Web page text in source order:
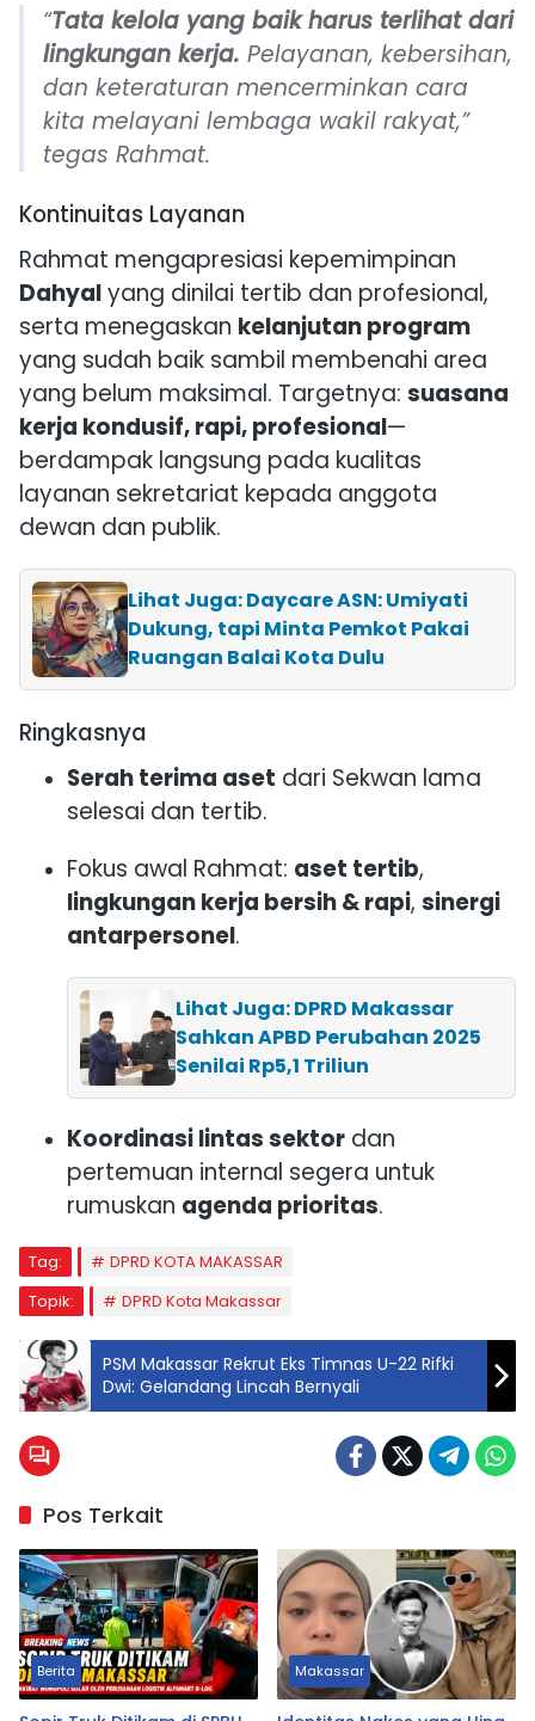
“Tata kelola yang baik harus terlihat dari
lingkungan kerja. Pelayanan, kebersihan,
dan keteraturan mencerminkan cara
kita melayani lembaga wakil rakyat,”
tegas Rahmat.
Kontinuitas Layanan
Rahmat mengapresiasi kepemimpinan
Dahyalyang dinilai tertib dan profesional,
serta menegaskan kelanjutan program
yang sudah baik sambil membenahi area
yang belum maksimal. Targetnya: suasana
kerja kondusif, rapi, profesional—
berdampak langsung pada kualitas
layanan sekretariat kepada anggota
dewan dan publik.
Lihat Juga: Daycare ASN: Umiyati
Dukung, tapi Minta Pemkot Pakai
Ruangan Balai Kota Dulu
Ringkasnya
Serah terima aset dari Sekwan lama
selesai dan tertib.
Fokus awal Rahmat: aset tertib,
lingkungan kerja bersih & rapi, sinergi
antarpersonel.
Lihat Juga: DPRD Makassar
Sahkan APBD Perubahan 2025
Senilai Rp5,1 Triliun
Koordinasi lintas sektor dan
pertemuan internal segera untuk
rumuskan agenda prioritas.
Tag:
DPRD KOTA MAKASSAR
Topik:
DPRD Kota Makassar
PSM Makassar Rekrut Eks Timnas U-22 Rifki
Dwi: Gelandang Lincah Bernyali
Pos Terkait
Berita Makassar